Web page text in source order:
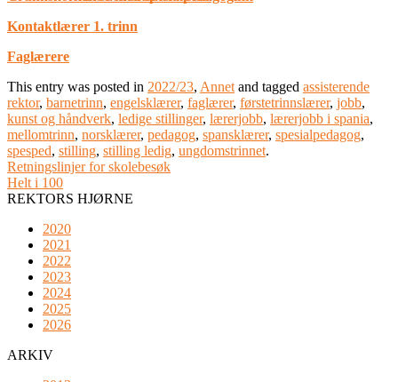
Kontaktlærer 1. trinn
Faglærere
This entry was posted in 2022/23, Annet and tagged assisterende
rektor, barnetrinn, engelsklærer, faglærer, førstetrinnslærer, jobb,
kunst og håndverk, ledige stillinger, lærerjobb, lærerjobb i spania,
mellomtrinn, norsklærer, pedagog, spansklærer, spesialpedagog,
spesped, stilling, stilling ledig, ungdomstrinnet.
Retningslinjer for skolebesøk
Helt i 100
REKTORS HJØRNE
2020
2021
2022
2023
2024
2025
2026
ARKIV